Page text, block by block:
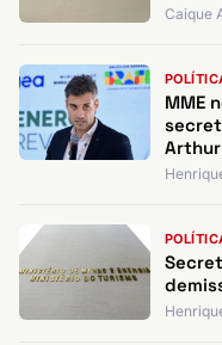
Caique
MME